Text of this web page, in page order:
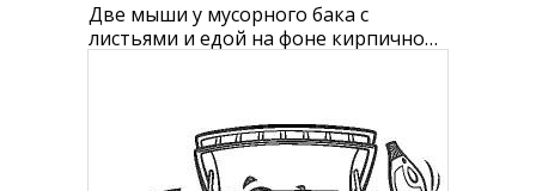
Две мыши у мусорного бака с
листьями и едой на фоне кирпичной